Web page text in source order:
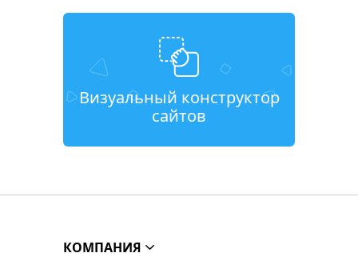
Визуальный конструктор
сайтов
КОМПАНИЯ